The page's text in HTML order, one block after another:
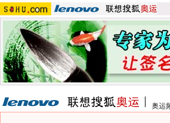
奥运